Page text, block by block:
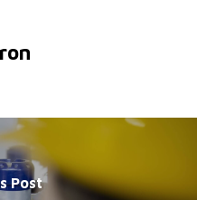
Post